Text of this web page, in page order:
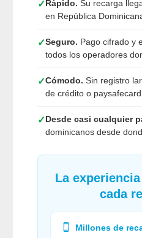
✓Rápido. Su recarga
en República
✓Seguro. Pago cifrado y
todos los operadores
✓Cómodo. Sin registro
de crédito o
✓Desde casi cualquier
dominicanos desde
La
cada
Millones de